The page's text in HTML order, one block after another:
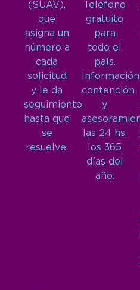
(SUAV),
que
asigna un
número a
cada
solicitud
y le da
seguimiento
hasta que
se
resuelve.
Teléfono
gratuito
para
todo el
país.
Información,
contención
y
las 24 hs,
los 365
días del
año.